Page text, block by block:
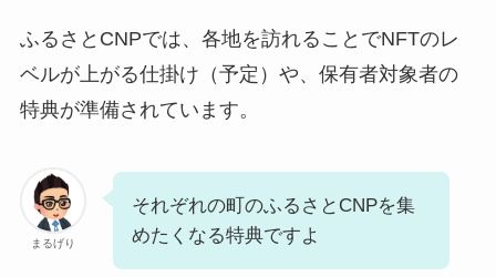
ふるさとCNPでは、各地を訪れることでNFTのレ
ベルが上がる仕掛け（予定）や、保有者対象者の
特典が準備されています。
まるげり
それぞれの町のふるさとCNPを集
めたくなる特典ですよ